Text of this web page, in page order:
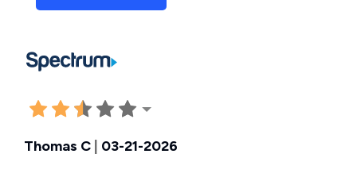
Thomas C 03-21-2026